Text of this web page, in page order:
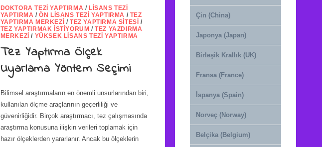
DOKTORA TEZI YAPTIRMA / LISANS TEZI
YAPTIRMA /ÖN LISANS TEZI YAPTIRMA / TEZ
YAPTIRMA MERKEZI /TEZ YAPTIRMA SITESI /
TEZ YAPTIRMAK İSTIYORUM /TEZ YAZDIRMA
MERKEZI / YÜKSEK LISANS TEZI YAPTIRMA
Tez Yaptırma Ölçek
Uyarlama Yöntem Seçimi
Bilimsel araştırmaların en önemli unsurlarından biri,
kullanılan ölçme araçlarının geçerliliği ve
güvenirliğidir. Birçok araştırmacı, tez çalışmasında
araştırma konusuna ilişkin verileri toplamak için
hazır ölçeklerden yararlanır. Ancak bu ölçeklerin
Çin (China)
Japonya (Japan)
Birleşik Krallık (UK)
Fransa (France)
İspanya (Spain)
Norveç (Norway)
Belçika (Belgium)